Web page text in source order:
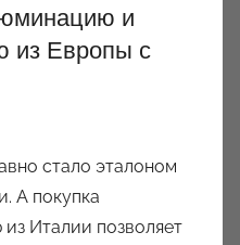
и
из Европы с
стало эталоном
А покупка
Италии позволяет